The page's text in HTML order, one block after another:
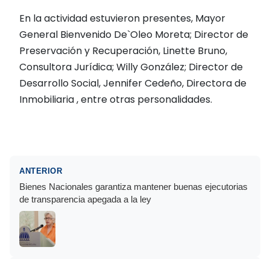
En la actividad estuvieron presentes, Mayor
General Bienvenido De`Oleo Moreta; Director de
Preservación y Recuperación, Linette Bruno,
Consultora Jurídica; Willy González; Director de
Desarrollo Social, Jennifer Cedeño, Directora de
Inmobiliaria , entre otras personalidades.
ANTERIOR
Bienes Nacionales garantiza mantener buenas ejecutorias
de transparencia apegada a la ley